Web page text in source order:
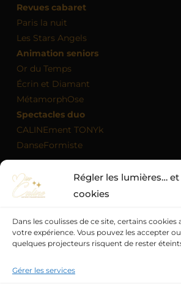
Régler les lumières… et
cookies
Dans les coulisses de ce site, certains
votre expérience. Vous pouvez les accepter
quelques projecteurs risquent de rester
Gérer les services
Revues cabaret
Paris la nuit
Les Stars Angels
Animation seniors
Or du Temps
Écrin et Diamant
MétamorphOse
Spectacles duo
CALINEment TONYk
DanseFormiste
MON AGENDA
Politique de cookies (UE)